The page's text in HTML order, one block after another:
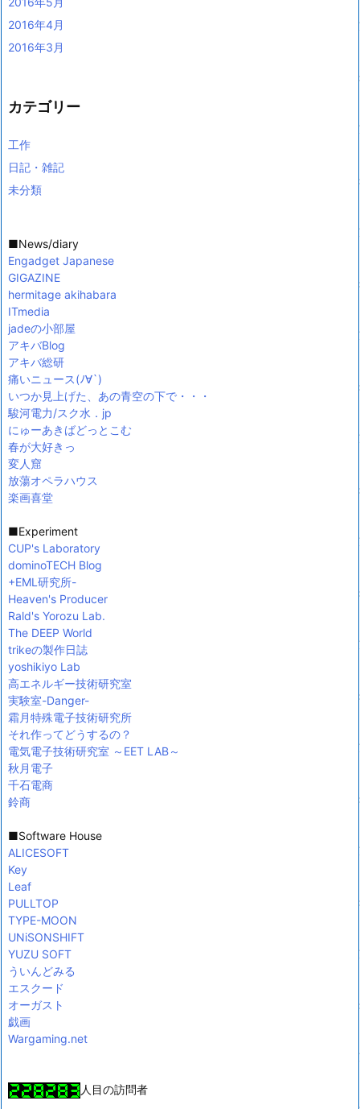
2016年4月
2016年3月
カテゴリー
工作
日記・雑記
未分類
■News/diary
Engadget Japanese
GIGAZINE
hermitage akihabara
ITmedia
jadeの小部屋
アキバBlog
アキバ総研
痛いニュース(ﾉ∀`)
いつか見上げた、あの青空の下で・・・
駿河電力/スク水．jp
にゅーあきばどっとこむ
春が大好きっ
変人窟
放蕩オペラハウス
楽画喜堂
■Experiment
CUP's Laboratory
dominoTECH Blog
+EML研究所-
Heaven's Producer
Rald's Yorozu Lab.
The DEEP World
trikeの製作日誌
yoshikiyo Lab
高エネルギー技術研究室
実験室-Danger-
霜月特殊電子技術研究所
それ作ってどうするの？
電気電子技術研究室 ～EET LAB～
秋月電子
千石電商
鈴商
■Software House
ALICESOFT
Key
Leaf
PULLTOP
TYPE-MOON
UNiSONSHIFT
YUZU SOFT
ういんどみる
エスクード
オーガスト
戯画
Wargaming.net
人目の訪問者